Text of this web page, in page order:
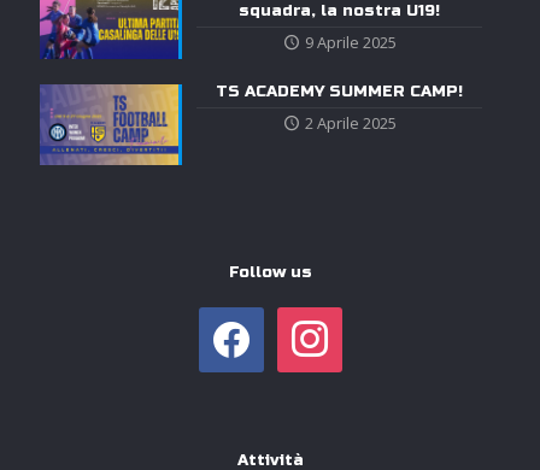
squadra, la nostra U19!
9 Aprile 2025
TS ACADEMY SUMMER CAMP!
2 Aprile 2025
Follow us
facebook instagram
Attività